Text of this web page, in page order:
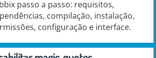
passo a passo: requisitos,
compilação, instalação,
configuração e interface.